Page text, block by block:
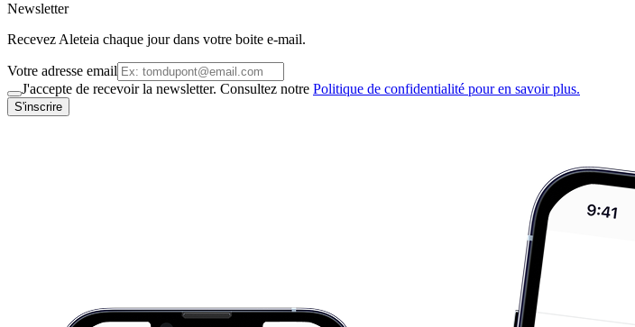
Newsletter
Recevez Aleteia chaque jour dans votre boite e-mail.
Votre adresse email
J'accepte de recevoir la newsletter. Consultez notre Politique de confidentialité pour en savoir plus.
S'inscrire